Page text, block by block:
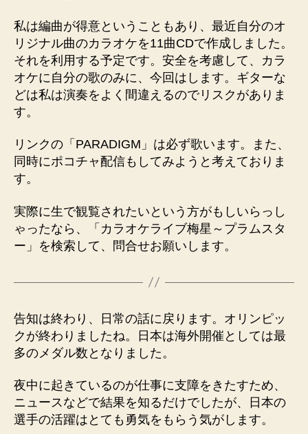
私は編曲が得意ということもあり、最近自分のオ
リジナル曲のカラオケを11曲CDで作成しました。
それを利用する予定です。安全を考慮して、カラ
オケに自分の歌のみに、今回はします。ギターな
どは私は演奏をよく間違えるのでリスクがありま
す。
リンクの「PARADIGM」は必ず歌います。また、
同時にポコチャ配信もしてみようと考えておりま
す。
実際に生で観覧されたいという方がもしいらっし
ゃったなら、「カラオケライブ梅星～プラムスタ
ー」を検索して、問合せお願いします。
告知は終わり、日常の話に戻ります。オリンピッ
クが終わりましたね。日本は海外開催としては最
多のメダル数となりました。
夜中に起きているのが仕事に支障をきたすため、
ニュースなどで結果を知るだけでしたが、日本の
選手の活躍はとても勇気をもらう気がします。